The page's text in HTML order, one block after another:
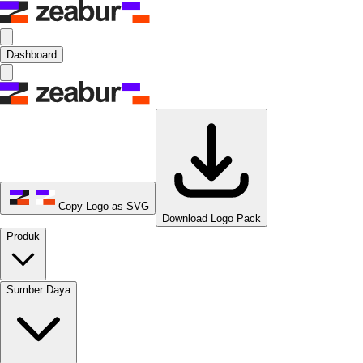
Dashboard
Copy Logo as SVG
Download Logo Pack
Produk
Sumber Daya